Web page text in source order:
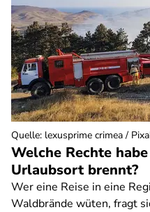
Welche Rechte
Urlaubsort brennt?
Wer eine Reise in eine
Waldbrände wüten, fragt
Quelle: lexusprime crimea /